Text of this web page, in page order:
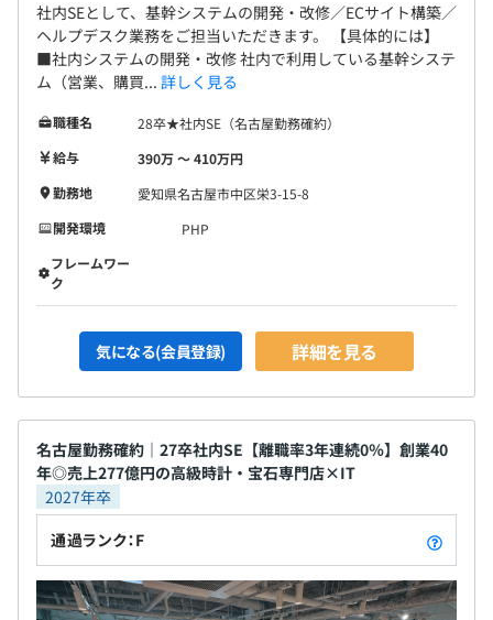
社内SEとして、基幹システムの開発・改修／ECサイト構築／
ヘルプデスク業務をご担当いただきます。 【具体的には】
■社内システムの開発・改修 社内で利用している基幹システ
ム（営業、購買... 詳しく見る
職種名
28卒★社内SE（名古屋勤務確約）
給与
390万 〜 410万円
勤務地
愛知県名古屋市中区栄3-15-8
開発環境
PHP
フレームワー
ク
気になる(会員登録) 詳細を見る
名古屋勤務確約｜27卒社内SE【離職率3年連続0％】創業40
年◎売上277億円の高級時計・宝石専門店×IT
2027年卒
通過ランク：F